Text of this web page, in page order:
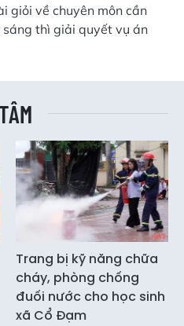
giỏi về chuyên môn cần
thì giải quyết vụ án
Trang bị kỹ năng chữa
cháy, phòng chống
đuối nước cho học sinh
xã Cổ Đạm